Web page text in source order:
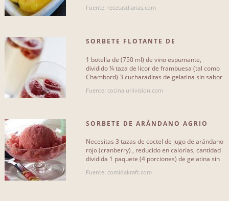
semequemalacomida
cocina
comidakraft
lacocinadelosinventos
latauleta 2
thermomixantequera 2
Más...
Fuente: recetasdiarias.com
SORBETE FLOTANTE DE
1 botella de (750 ml) de vino espumante,
dividido ¼ taza de licor de frambuesa (tal como
Chambord) 3 cucharaditas de gelatina sin sabor
Fuente: cocina.univision.com
SORBETE DE ARÁNDANO AGRIO
Necesitas 3 tazas de coctel de jugo de arándano
rojo (cranberry) , reducido en calorías, cantidad
dividida 1 paquete (4 porciones) de gelatina sin
Fuente: comidakraft.com